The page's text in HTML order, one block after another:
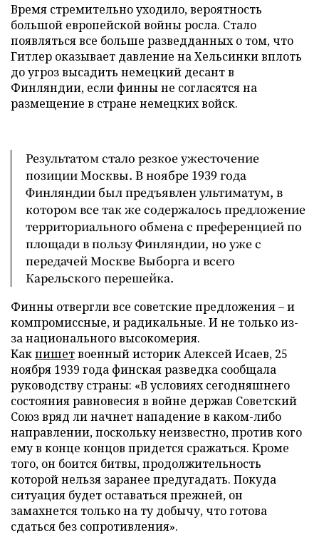
Время стремительно уходило, вероятность
большой европейской войны росла. Стало
появляться все больше разведданных о том, что
Гитлер оказывает давление на Хельсинки вплоть
до угроз высадить немецкий десант в
Финляндии, если финны не согласятся на
размещение в стране немецких войск.
Результатом стало резкое ужесточение
позиции Москвы. В ноябре 1939 года
Финляндии был предъявлен ультиматум, в
котором все так же содержалось предложение
территориального обмена с преференцией по
площади в пользу Финляндии, но уже с
передачей Москве Выборга и всего
Карельского перешейка.
Финны отвергли все советские предложения – и
компромиссные, и радикальные. И не только из-
за национального высокомерия.
Какпишетвоенный историк Алексей Исаев, 25
ноября 1939 года финская разведка сообщала
руководству страны: «В условиях сегодняшнего
состояния равновесия в войне держав Советский
Союз вряд ли начнет нападение в каком-либо
направлении, поскольку неизвестно, против кого
ему в конце концов придется сражаться. Кроме
того, он боится битвы, продолжительность
которой нельзя заранее предугадать. Покуда
ситуация будет оставаться прежней, он
замахнется только на ту добычу, что готова
сдаться без сопротивления».